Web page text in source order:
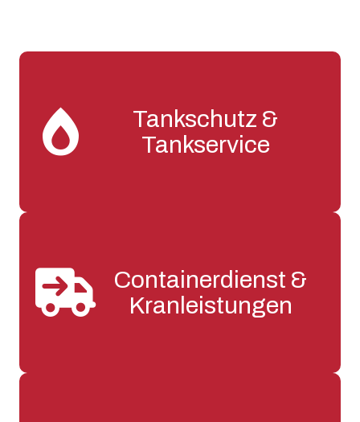
Tankschutz &
Tankservice
Containerdienst &
Kranleistungen